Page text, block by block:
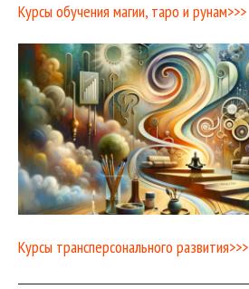
Курсы обучения магии, таро и рунам>>>
Курсы трансперсонального развития>>>